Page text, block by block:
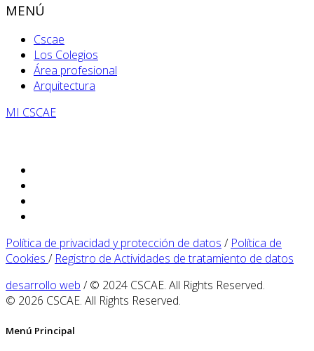
MENÚ
Cscae
Los Colegios
Área profesional
Arquitectura
MI CSCAE
Política de privacidad y protección de datos / Política de
Cookies / Registro de Actividades de tratamiento de datos
desarrollo web / © 2024 CSCAE. All Rights Reserved.
© 2026 CSCAE. All Rights Reserved.
Menú Principal